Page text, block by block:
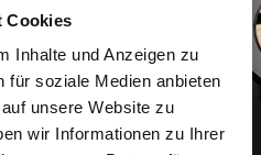
Cookies
Inhalte und Anzeigen zu
für soziale Medien anbieten
unsere Website zu
wir Informationen zu Ihrer